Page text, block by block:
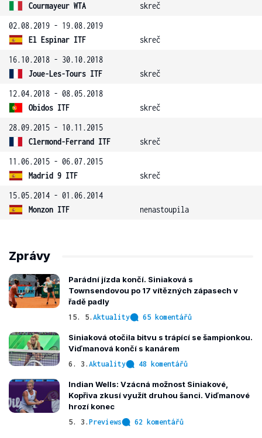
Courmayeur WTA
skreč
02.08.2019 - 19.08.2019
El Espinar ITF
skreč
16.10.2018 - 30.10.2018
Joue-Les-Tours ITF
skreč
12.04.2018 - 08.05.2018
Obidos ITF
skreč
28.09.2015 - 10.11.2015
Clermond-Ferrand ITF
skreč
11.06.2015 - 06.07.2015
Madrid 9 ITF
skreč
15.05.2014 - 01.06.2014
Monzon ITF
nenastoupila
Zprávy
Parádní jízda končí. Siniaková s
Townsendovou po 17 vítězných zápasech v
řadě padly
15. 5. Aktuality 65 komentářů
Siniaková otočila bitvu s trápící se šampionkou.
Viďmanová končí s kanárem
6. 3. Aktuality 48 komentářů
Indian Wells: Vzácná možnost Siniakové,
Kopřiva zkusí využít druhou šanci. Viďmanové
hrozí konec
5. 3. Previews 62 komentářů